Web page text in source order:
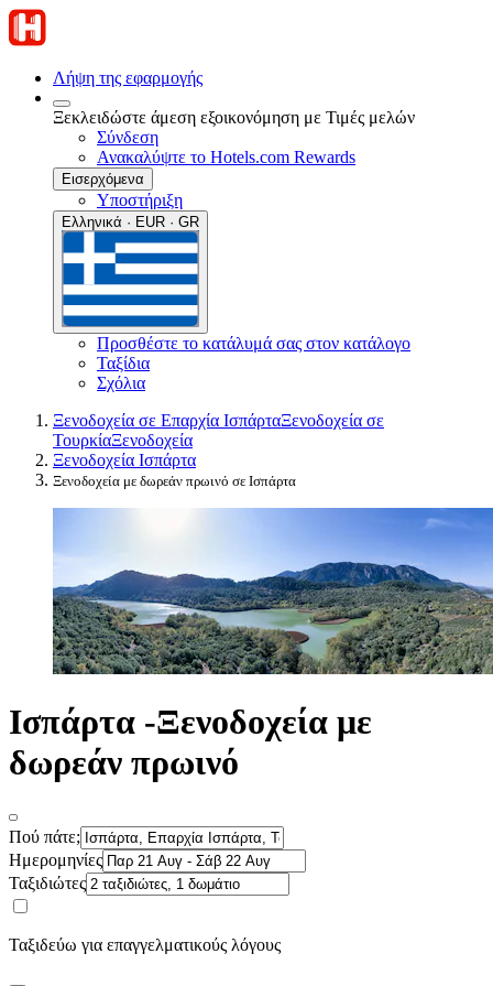
Λήψη της εφαρμογής
Ξεκλειδώστε άμεση εξοικονόμηση με Τιμές μελών
Σύνδεση
Ανακαλύψτε το Hotels.com Rewards
Εισερχόμενα
Υποστήριξη
Ελληνικά · EUR · GR
Προσθέστε το κατάλυμά σας στον κατάλογο
Ταξίδια
Σχόλια
Ξενοδοχεία σε Επαρχία ΙσπάρταΞενοδοχεία σε
ΤουρκίαΞενοδοχεία
Ξενοδοχεία Ισπάρτα
Ξενοδοχεία με δωρεάν πρωινό σε Ισπάρτα
Ισπάρτα -Ξενοδοχεία με
δωρεάν πρωινό
Πού πάτε;
Ημερομηνίες
Ταξιδιώτες
Ταξιδεύω για επαγγελματικούς λόγους